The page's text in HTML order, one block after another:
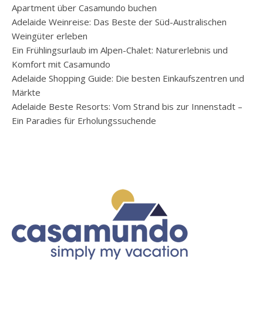
Apartment über Casamundo buchen
Adelaide Weinreise: Das Beste der Süd-Australischen
Weingüter erleben
Ein Frühlingsurlaub im Alpen-Chalet: Naturerlebnis und
Komfort mit Casamundo
Adelaide Shopping Guide: Die besten Einkaufszentren und
Märkte
Adelaide Beste Resorts: Vom Strand bis zur Innenstadt –
Ein Paradies für Erholungssuchende